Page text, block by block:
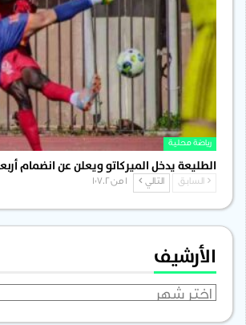
رياضة محلية
الطليعة يدخل الميركاتو ويعلن عن انضمام
السابق التالي
الأرشيف
الأرشيف